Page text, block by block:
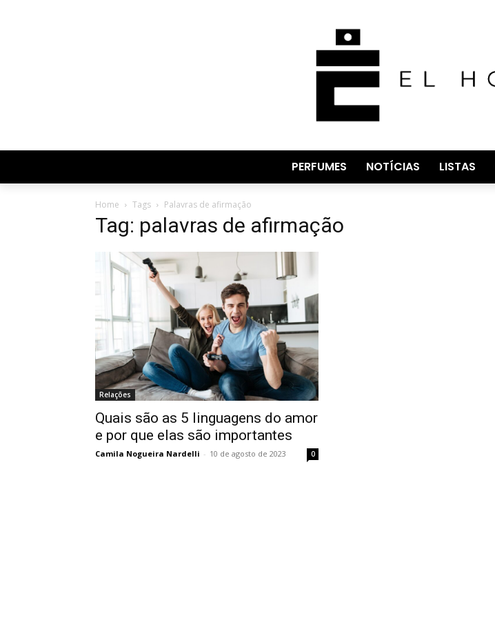
PERFUMES NOTÍCIAS LISTAS
Home Tags Palavras de afirmação
Tag: palavras de afirmação
Relações
Quais são as 5 linguagens do amor
e por que elas são importantes
Camila Nogueira Nardelli - 10 de agosto de 2023 0